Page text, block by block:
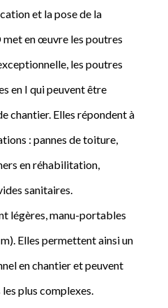
et la pose de la
en œuvre les poutres
les poutres
en I qui peuvent être
chantier. Elles répondent à
: pannes de toiture,
en réhabilitation,
sanitaires.
légères, manu-portables
Elles permettent ainsi un
en chantier et peuvent
plus complexes.